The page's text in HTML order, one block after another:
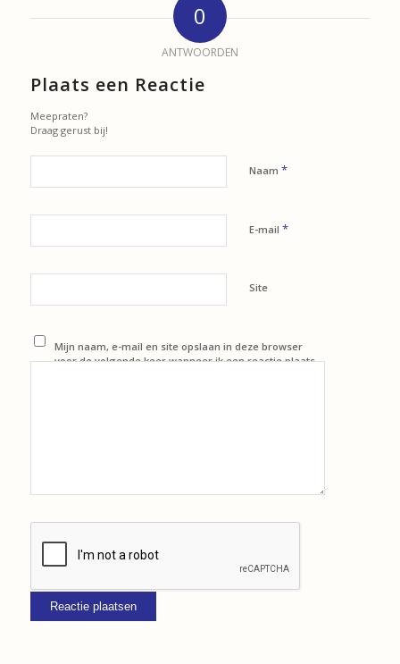
0
ANTWOORDEN
Plaats een Reactie
Meepraten?
Draag gerust bij!
Naam *
E-mail *
Site
Mijn naam, e-mail en site opslaan in deze browser
voor de volgende keer wanneer ik een reactie plaats.